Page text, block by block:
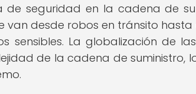
de seguridad en la cadena de
van desde robos en tránsito
sensibles. La globalización de
de la cadena de suministro,